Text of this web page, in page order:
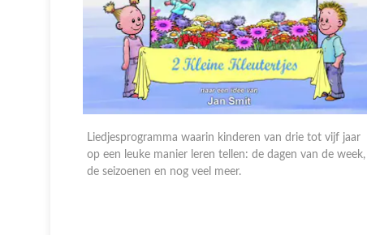
Liedjesprogramma waarin kinderen van drie tot vijf jaar
op een leuke manier leren tellen: de dagen van de week,
de seizoenen en nog veel meer.